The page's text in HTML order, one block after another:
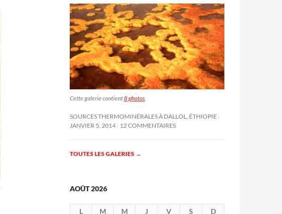
Cette galerie contient8 photos
SOURCES THERMOMINÉRALES À DALLOL, ÉTHIOPIE
JANVIER 5, 2014 12 COMMENTAIRES
TOUTES LES GALERIES →
AOÛT 2026
L M M J V S
D